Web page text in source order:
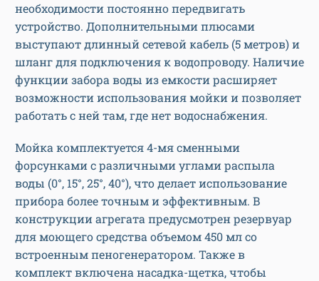
необходимости постоянно передвигать
устройство. Дополнительными плюсами
выступают длинный сетевой кабель (5 метров) и
шланг для подключения к водопроводу. Наличие
функции забора воды из емкости расширяет
возможности использования мойки и позволяет
работать с ней там, где нет водоснабжения.
Мойка комплектуется 4-мя сменными
форсунками с различными углами распыла
воды (0°, 15°, 25°, 40°), что делает использование
прибора более точным и эффективным. В
конструкции агрегата предусмотрен резервуар
для моющего средства объемом 450 мл со
встроенным пеногенератором. Также в
комплект включена насадка-щетка, чтобы